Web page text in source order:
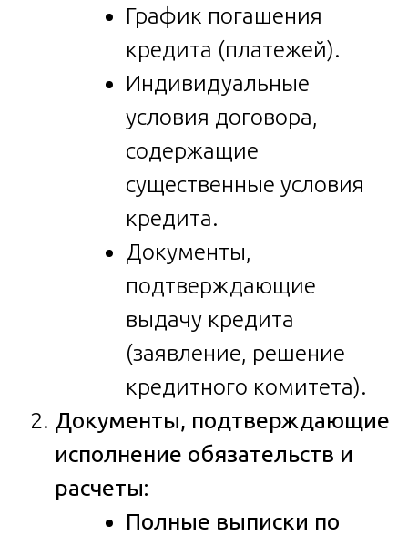
График погашения
кредита (платежей).
Индивидуальные
условия договора,
содержащие
существенные условия
кредита.
Документы,
подтверждающие
выдачу кредита
(заявление, решение
кредитного комитета).
Документы, подтверждающие
исполнение обязательств и
расчеты:
Полные выписки по